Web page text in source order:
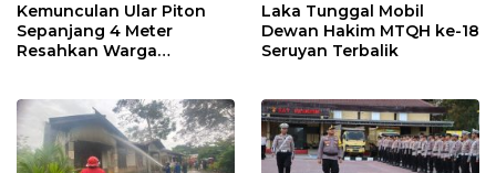
Kemunculan Ular Piton
Sepanjang 4 Meter
Resahkan Warga
Laka Tunggal Mobil
Dewan Hakim MTQH ke-18
Seruyan Terbalik